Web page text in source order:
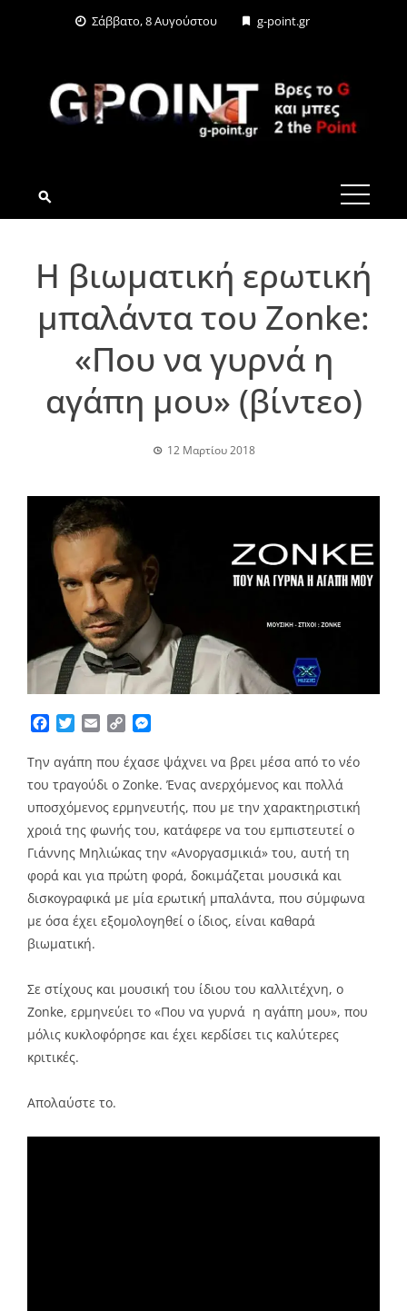
Σάββατο, 8 Αυγούστου g-point.gr
G-POINT.GR
Η βιωματική ερωτική
μπαλάντα του Zonke:
«Που να γυρνά η
αγάπη μου» (βίντεο)
12 Μαρτίου 2018
Facebook
TwitterEmailCopy
Την αγάπη που έχασε ψάχνει να βρει μέσα από το νέο
του τραγούδι ο Zonke. Ένας ανερχόμενος και πολλά
υποσχόμενος ερμηνευτής, που με την χαρακτηριστική
χροιά της φωνής του, κατάφερε να του εμπιστευτεί ο
Γιάννης Μηλιώκας την «Ανοργασμικιά» του, αυτή τη
φορά και για πρώτη φορά, δοκιμάζεται μουσικά και
δισκογραφικά με μία ερωτική μπαλάντα, που σύμφωνα
με όσα έχει εξομολογηθεί ο ίδιος, είναι καθαρά
βιωματική.
Σε στίχους και μουσική του ίδιου του καλλιτέχνη, ο
Ζonke, ερμηνεύει το «Που να γυρνά η αγάπη μου», που
μόλις κυκλοφόρησε και έχει κερδίσει τις καλύτερες
κριτικές.
Απολαύστε το.